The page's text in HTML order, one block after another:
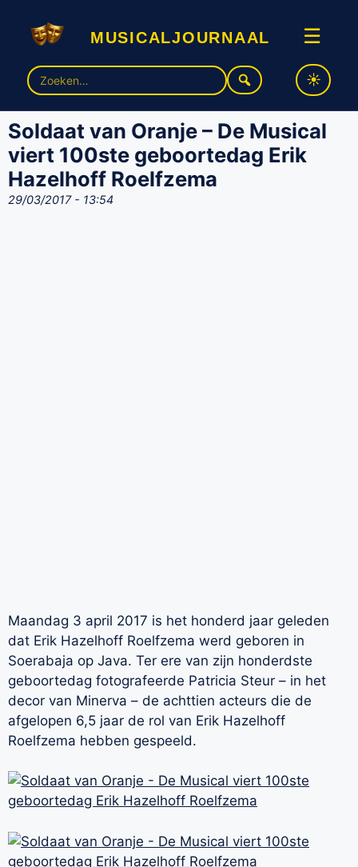
musicaljournaal ☰
Zoek
naar:
Soldaat van Oranje – De Musical
viert 100ste geboortedag Erik
Hazelhoff Roelfzema
29/03/2017 - 13:54
Maandag 3 april 2017 is het honderd jaar geleden
dat Erik Hazelhoff Roelfzema werd geboren in
Soerabaja op Java. Ter ere van zijn honderdste
geboortedag fotografeerde Patricia Steur – in het
decor van Minerva – de achttien acteurs die de
afgelopen 6,5 jaar de rol van Erik Hazelhoff
Roelfzema hebben gespeeld.